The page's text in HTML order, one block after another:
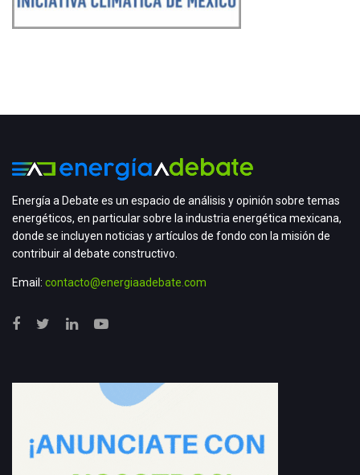
Energía a Debate es un espacio de análisis y opinión sobre temas
energéticos, en particular sobre la industria energética mexicana,
donde se incluyen noticias y artículos de fondo con la misión de
contribuir al debate constructivo.
Email: contacto@energiaadebate.com